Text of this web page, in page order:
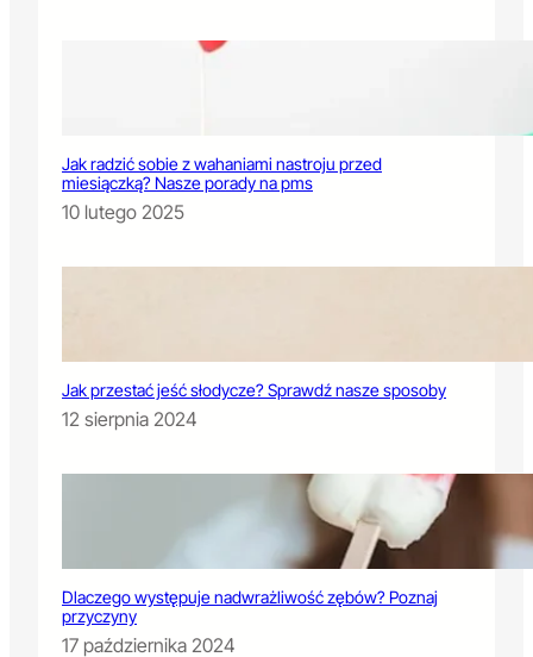
Jak radzić sobie z wahaniami nastroju przed
miesiączką? Nasze porady na pms
10 lutego 2025
Jak przestać jeść słodycze? Sprawdź nasze sposoby
12 sierpnia 2024
Dlaczego występuje nadwrażliwość zębów? Poznaj
przyczyny
17 października 2024